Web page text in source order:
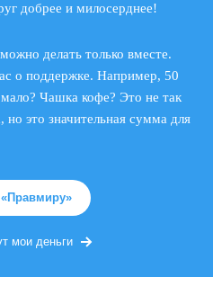
добрее и милосерднее!
делать только вместе.
о поддержке. Например, 50
Чашка кофе? Это не так
это значительная сумма для
мои деньги